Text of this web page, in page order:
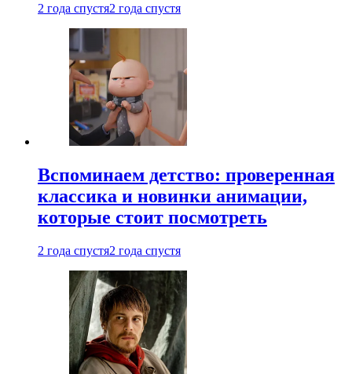
2 года спустя2 года спустя
Вспоминаем детство: проверенная
классика и новинки анимации,
которые стоит посмотреть
2 года спустя2 года спустя